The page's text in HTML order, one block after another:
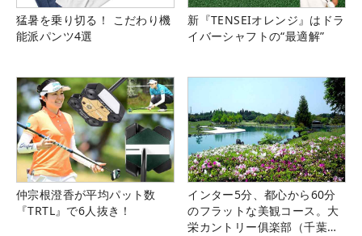
猛暑を乗り切る！ こだわり機
能派パンツ4選
新『TENSEIオレンジ』はドラ
イバーシャフトの“最適解”
仲宗根澄香が平均パット数
『TRTL』で6人抜き！
インター5分、都心から60分
のフラットな美観コース。大
栄カントリー俱楽部（千葉